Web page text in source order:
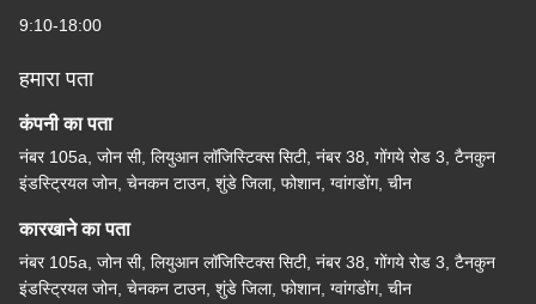
9:10-18:00
हमारा पता
कंपनी का पता
नंबर 105a, जोन सी, लियुआन लॉजिस्टिक्स सिटी, नंबर 38, गोंगये रोड 3, टैनकुन
इंडस्ट्रियल जोन, चेनकन टाउन, शुंडे जिला, फोशान, ग्वांगडोंग, चीन
कारखाने का पता
नंबर 105a, जोन सी, लियुआन लॉजिस्टिक्स सिटी, नंबर 38, गोंगये रोड 3, टैनकुन
इंडस्ट्रियल जोन, चेनकन टाउन, शुंडे जिला, फोशान, ग्वांगडोंग, चीन